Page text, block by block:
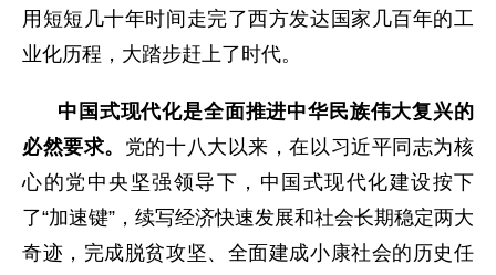
用短短几十年时间走完了西方发达国家几百年的工
业化历程，大踏步赶上了时代。
中国式现代化是全面推进中华民族伟大复兴的
必然要求。 党的十八大以来，在以习近平同志为核
心的党中央坚强领导下，中国式现代化建设按下
了“加速键”，续写经济快速发展和社会长期稳定两大
奇迹，完成脱贫攻坚、全面建成小康社会的历史任